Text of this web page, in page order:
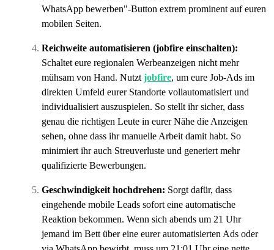
WhatsApp bewerben"-Button extrem prominent auf euren
mobilen Seiten.
Reichweite automatisieren (jobfire einschalten):
Schaltet eure regionalen Werbeanzeigen nicht mehr
mühsam von Hand. Nutzt jobfire, um eure Job-Ads im
direkten Umfeld eurer Standorte vollautomatisiert und
individualisiert auszuspielen. So stellt ihr sicher, dass
genau die richtigen Leute in eurer Nähe die Anzeigen
sehen, ohne dass ihr manuelle Arbeit damit habt. So
minimiert ihr auch Streuverluste und generiert mehr
qualifizierte Bewerbungen.
Geschwindigkeit hochdrehen: Sorgt dafür, dass
eingehende mobile Leads sofort eine automatische
Reaktion bekommen. Wenn sich abends um 21 Uhr
jemand im Bett über eine eurer automatisierten Ads oder